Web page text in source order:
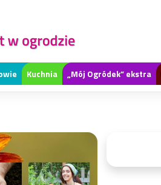
Kuchnia „Mój Ogródek” ekstra